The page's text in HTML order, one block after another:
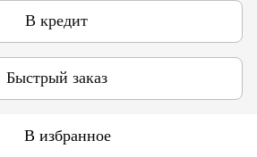
В кредит
Быстрый заказ
В избранное